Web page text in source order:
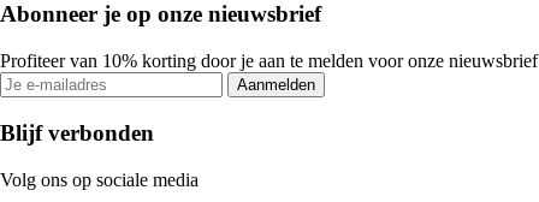
Abonneer je op onze nieuwsbrief
Profiteer van 10% korting door je aan te melden voor onze nieuwsbrief
Aanmelden
Blijf verbonden
Volg ons op sociale media